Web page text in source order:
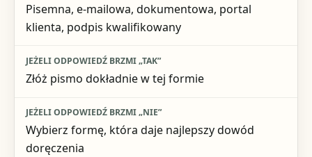
Pisemna, e-mailowa, dokumentowa, portal
klienta, podpis kwalifikowany
Złóż pismo dokładnie w tej formie
Wybierz formę, która daje najlepszy dowód
doręczenia